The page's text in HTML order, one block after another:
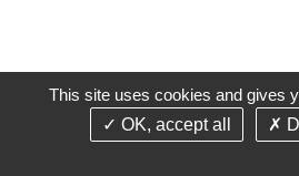
This site uses cookies and gives
OK, accept all